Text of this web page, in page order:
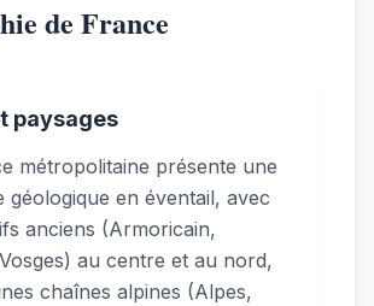
de France
paysages
métropolitaine présente une
géologique en éventail, avec
anciens (Armoricain,
au centre et au nord,
chaînes alpines (Alpes,